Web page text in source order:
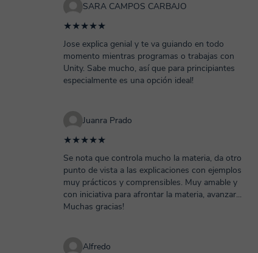
SARA CAMPOS CARBAJO
★★★★★
Jose explica genial y te va guiando en todo
momento mientras programas o trabajas con
Unity. Sabe mucho, así que para principiantes
especialmente es una opción ideal!
Juanra Prado
★★★★★
Se nota que controla mucho la materia, da otro
punto de vista a las explicaciones con ejemplos
muy prácticos y comprensibles. Muy amable y
con iniciativa para afrontar la materia, avanzar...
Muchas gracias!
Alfredo